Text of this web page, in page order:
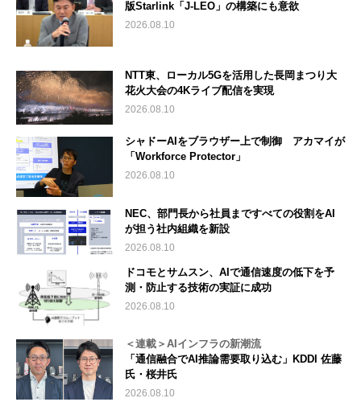
版Starlink「J-LEO」の構築にも意欲
2026.08.10
NTT東、ローカル5Gを活用した長岡まつり大
花火大会の4Kライブ配信を実現
2026.08.10
シャドーAIをブラウザー上で制御 アカマイが
「Workforce Protector」
2026.08.10
NEC、部門長から社員まですべての役割をAI
が担う社内組織を新設
2026.08.10
ドコモとサムスン、AIで通信速度の低下を予
測・防止する技術の実証に成功
2026.08.10
＜連載＞AIインフラの新潮流
「通信融合でAI推論需要取り込む」KDDI 佐藤
氏・桜井氏
2026.08.10